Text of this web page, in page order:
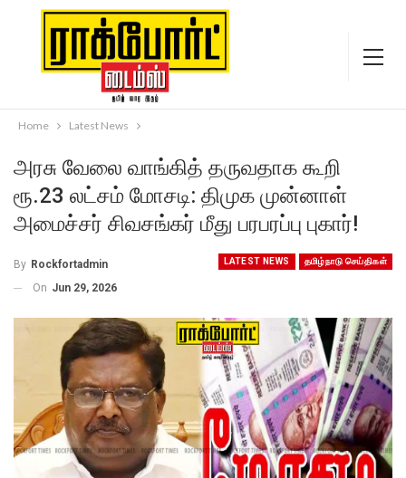
Home Latest News
அரசு வேலை வாங்கித் தருவதாக கூறி
ரூ.23 லட்சம் மோசடி: திமுக முன்னாள்
அமைச்சர் சிவசங்கர் மீது பரபரப்பு புகார்!
LATEST NEWS தமிழ்நாடு செய்திகள்
By Rockfortadmin
On Jun 29, 2026